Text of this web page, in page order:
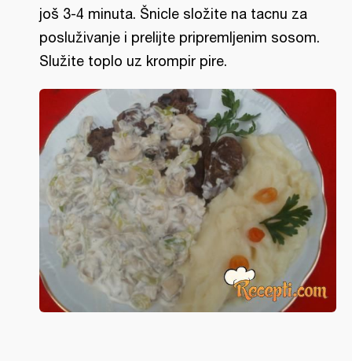
još 3-4 minuta. Šnicle složite na tacnu za
posluživanje i prelijte pripremljenim sosom.
Služite toplo uz krompir pire.